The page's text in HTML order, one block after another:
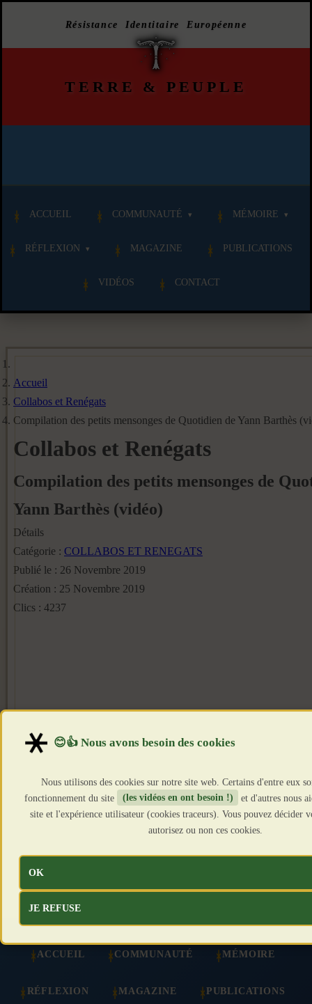
Résistance Identitaire Européenne
TERRE & PEUPLE
ACCUEIL COMMUNAUTÉ MÉMOIRE
RÉFLEXION MAGAZINE PUBLICATIONS
VIDÉOS CONTACT
Accueil
Collabos et Renégats
Compilation des petits mensonges de Quotidien de Yann Barthès
Collabos et Renégats
Compilation des petits mensonges de
Yann Barthès (vidéo)
Détails
Catégorie : COLLABOS ET RENEGATS
Publié le : 26 Novembre 2019
Création : 25 Novembre 2019
Clics : 4237
ACCUEIL COMMUNAUTÉ MÉMOIRE
RÉFLEXION MAGAZINE PUBLICATIONS
Nous utilisons des cookies sur notre site web. Certains d'entre eux
fonctionnement du site
(les vidéos en ont besoin !)
et d'autres nous
site et l'expérience utilisateur (cookies traceurs). Vous pouvez décider
autorisez ou non ces cookies.
OK
JE REFUSE